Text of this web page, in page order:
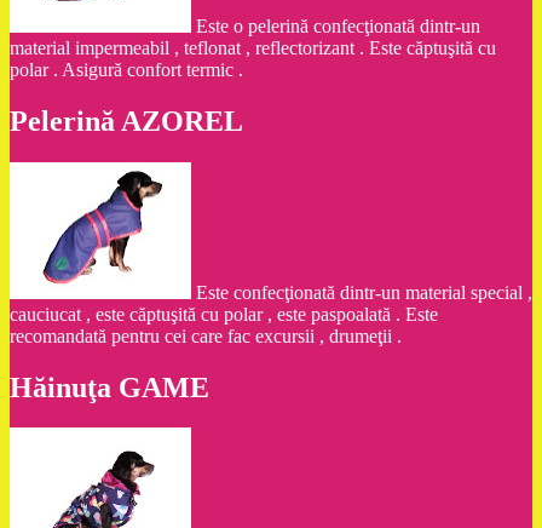
Este o pelerină confecţionată dintr-un
material impermeabil , teflonat , reflectorizant . Este căptuşită cu
polar . Asigură confort termic .
Pelerină AZOREL
Este confecţionată dintr-un material special ,
cauciucat , este căptuşită cu polar , este paspoalată . Este
recomandată pentru cei care fac excursii , drumeţii .
Hăinuţa GAME